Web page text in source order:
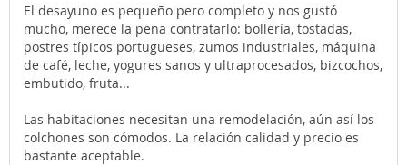
El desayuno es pequeño pero completo y nos gustó
mucho, merece la pena contratarlo: bollería, tostadas,
postres típicos portugueses, zumos industriales, máquina
de café, leche, yogures sanos y ultraprocesados, bizcochos,
embutido, fruta...
Las habitaciones necesitan una remodelación, aún así los
colchones son cómodos. La relación calidad y precio es
bastante aceptable.